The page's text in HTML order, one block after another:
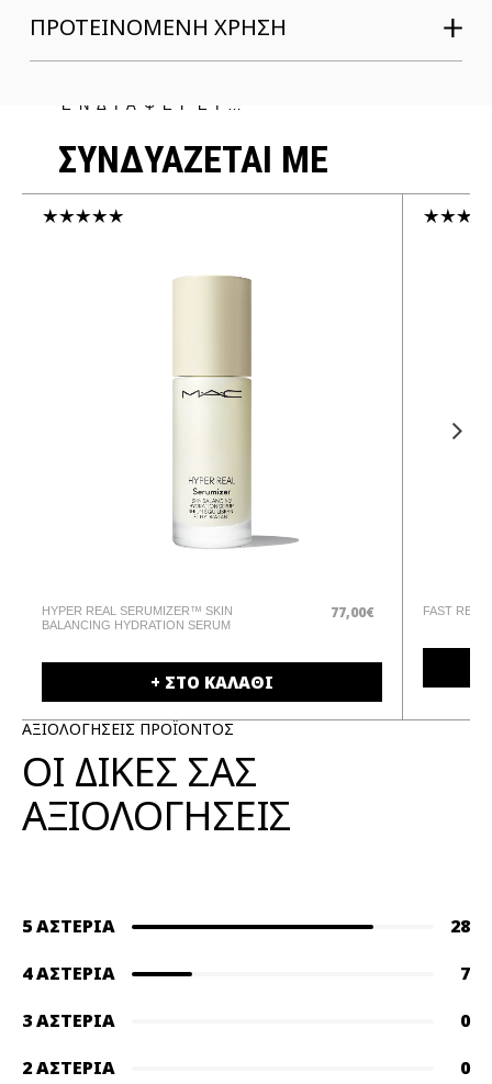
ΠΡΟΤΕΙΝΟΜΕΝΗ ΧΡΗΣΗ
ΕΝΔΙΑΦΕΡΕΙ…
ΣΥΝΔΥΑΖΕΤΑΙ ΜΕ
HYPER REAL SERUMIZER™ SKIN
BALANCING HYDRATION SERUM
77,00€
+ ΣΤΟ ΚΑΛΑΘΙ
FAST
ΑΞΙΟΛΟΓΗΣΕΙΣ ΠΡΟΪΟΝΤΟΣ
ΟΙ ΔΙΚΕΣ ΣΑΣ
ΑΞΙΟΛΟΓΗΣΕΙΣ
5 ΑΣΤΈΡΙΑ
28
4 ΑΣΤΈΡΙΑ
7
3 ΑΣΤΈΡΙΑ
0
2 ΑΣΤΈΡΙΑ
0